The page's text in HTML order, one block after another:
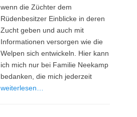
wenn die Züchter dem
Rüdenbesitzer Einblicke in deren
Zucht geben und auch mit
Informationen versorgen wie die
Welpen sich entwickeln. Hier kann
ich mich nur bei Familie Neekamp
bedanken, die mich jederzeit
weiterlesen…